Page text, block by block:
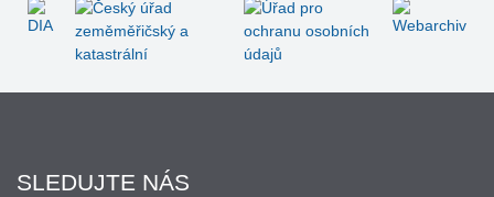
SLEDUJTE NÁS